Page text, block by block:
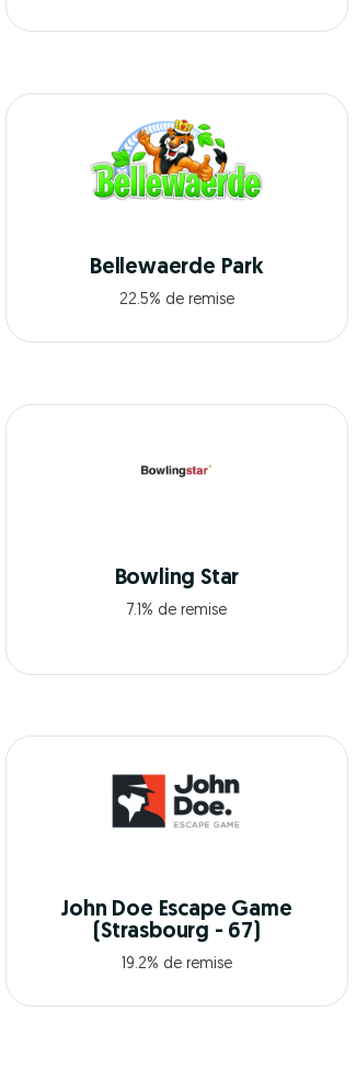
Bellewaerde Park
22.5% de remise
Bowling Star
7.1% de remise
John Doe Escape Game
(Strasbourg - 67)
19.2% de remise